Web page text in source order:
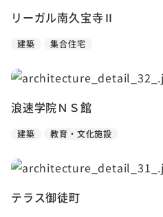
リーガル南久宝寺Ⅱ
建築 集合住宅
浪速学院ＮＳ館
建築 教育・文化施設
テラス御徒町